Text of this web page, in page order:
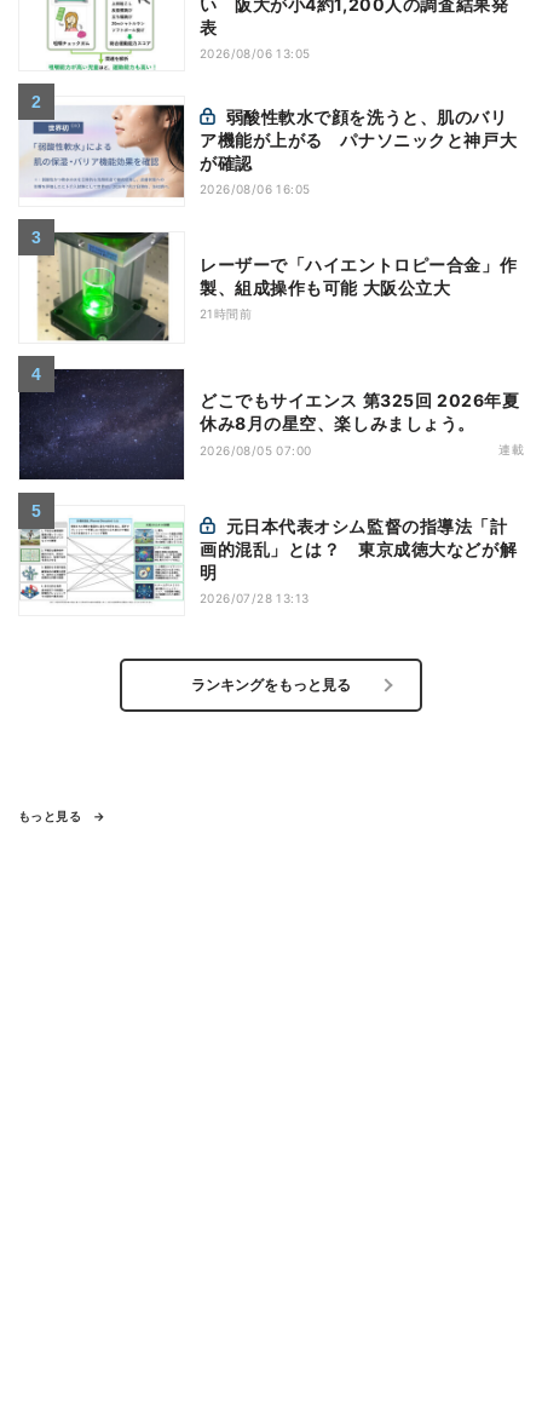
表
2026/08/06 13:05
ア機能が上がる パナソニックと神戸大
が確認
2026/08/06 16:05
レーザーで「ハイエントロピー合金」作
製、組成操作も可能 大阪公立大
21時間前
どこでもサイエンス 第325回 2026年夏
休み8月の星空、楽しみましょう。
2026/08/05 07:00 連載
画的混乱」とは？ 東京成徳大などが解
明
2026/07/28 13:13
ランキングをもっと見る
もっと見る